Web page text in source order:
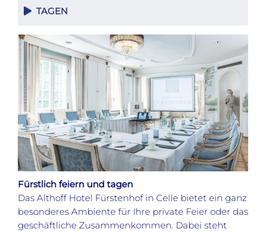
TAGEN
Fürstlich feiern und tagen
Das Althoff Hotel Fürstenhof in Celle bietet ein ganz
besonderes Ambiente für Ihre private Feier oder das
geschäftliche Zusammenkommen. Dabei steht